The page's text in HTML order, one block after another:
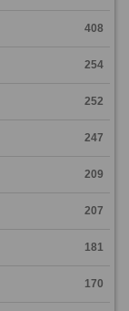
408
254
252
247
209
207
181
170